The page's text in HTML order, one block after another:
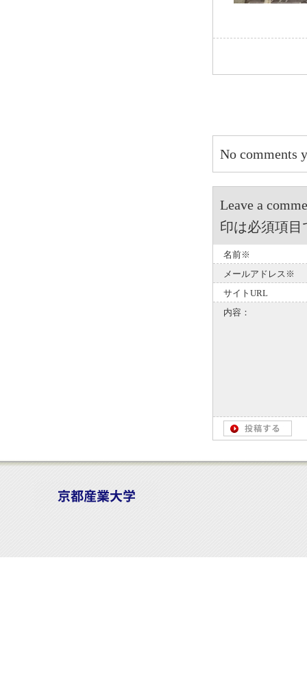
No comments
Leave a
印は必須項目
名前※
メールアドレス※
サイトURL
内容：